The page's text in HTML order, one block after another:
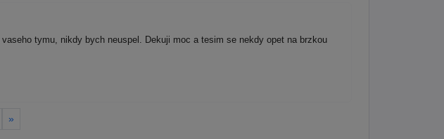
tymu, nikdy bych neuspel. Dekuji moc a tesim se nekdy opet na brzkou
»